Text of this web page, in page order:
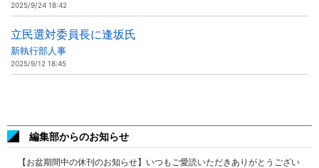
2025/9/24 18:42
立民選対委員長に逢坂氏
新執行部人事
2025/9/12 18:45
編集部からのお知らせ
【お盆期間中の休刊のお知らせ】いつもご愛読いただきありがとうござい